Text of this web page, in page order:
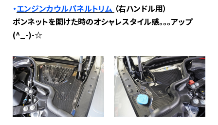
・エンジンカウルパネルトリム （右ハンドル用）
ボンネットを開けた時のオシャレスタイル感。。。アップ
(^_-)-☆